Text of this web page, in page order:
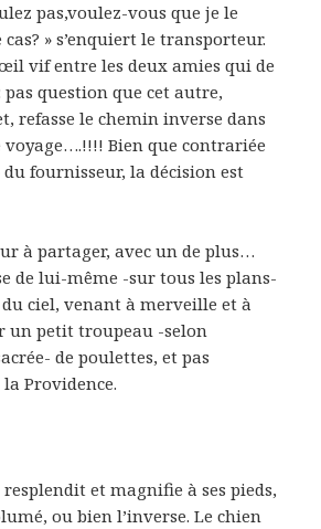
pas,voulez-vous que je le
» s’enquiert le transporteur.
vif entre les deux amies qui de
question que cet autre,
refasse le chemin inverse dans
voyage….!!!! Bien que contrariée
du fournisseur, la décision est
à partager, avec un de plus…
de lui-même -sur tous les plans-
ciel, venant à merveille et à
un petit troupeau -selon
de poulettes, et pas
la Providence.
et magnifie à ses pieds,
ou bien l’inverse. Le chien